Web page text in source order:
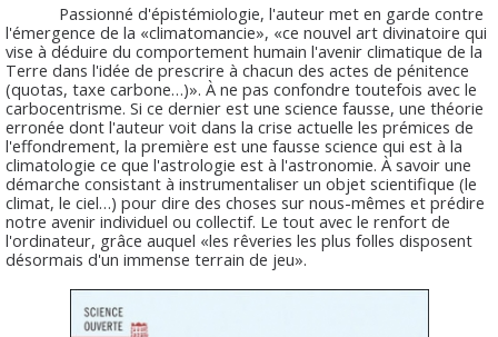
Passionné d'épistémiologie, l'auteur met en garde contre
l'émergence de la «climatomancie», «ce nouvel art divinatoire qui
vise à déduire du comportement humain l'avenir climatique de la
Terre dans l'idée de prescrire à chacun des actes de pénitence
(quotas, taxe carbone…)». À ne pas confondre toutefois avec le
carbocentrisme. Si ce dernier est une science fausse, une théorie
erronée dont l'auteur voit dans la crise actuelle les prémices de
l'effondrement, la première est une fausse science qui est à la
climatologie ce que l'astrologie est à l'astronomie. À savoir une
démarche consistant à instrumentaliser un objet scientifique (le
climat, le ciel…) pour dire des choses sur nous-mêmes et prédire
notre avenir individuel ou collectif. Le tout avec le renfort de
l'ordinateur, grâce auquel «les rêveries les plus folles disposent
désormais d'un immense terrain de jeu».